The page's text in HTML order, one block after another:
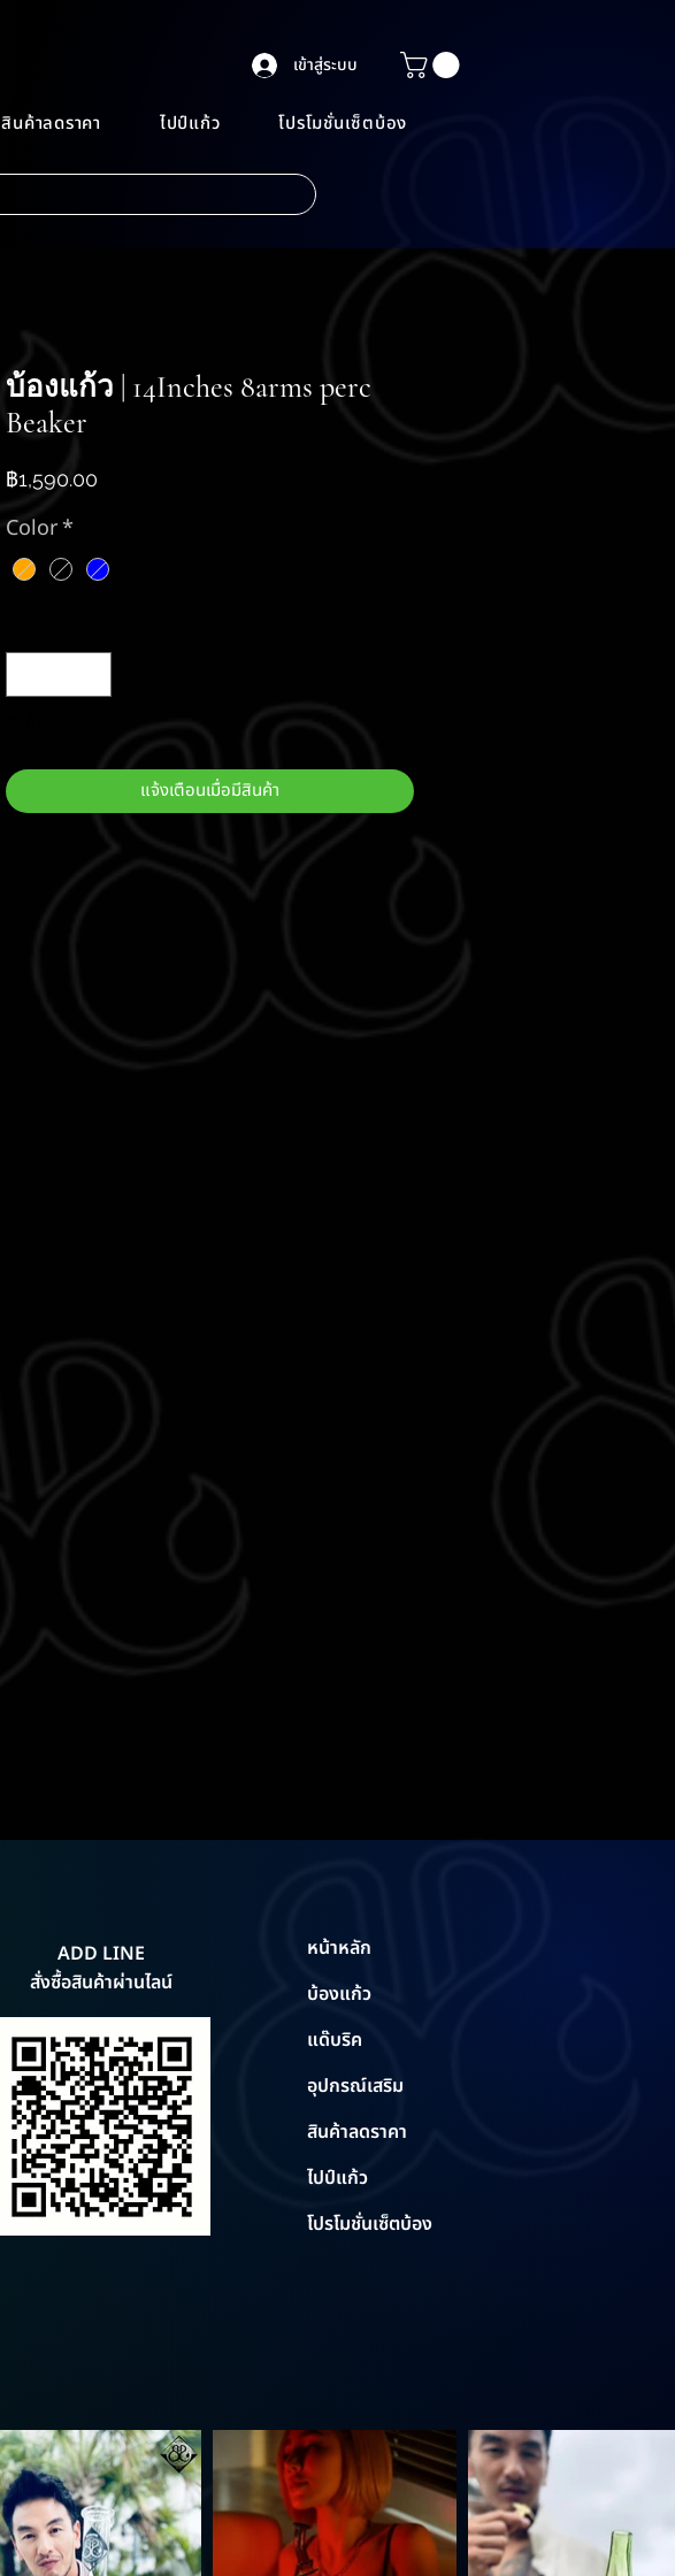
เข้าสู่ระบบ
สินค้าลดราคา ไปป์แก้ว โปรโมชั่นเซ็ตบ้อง
บ้องแก้ว | 14Inches 8arms perc
Beaker
฿1,590.00
Color*
แจ้งเตือนเมื่อมีสินค้า
ADD LINE
สั่งซื้อสินค้าผ่านไลน์
หน้าหลัก
บ้องแก้ว
แด๊บริค
อุปกรณ์เสริม
สินค้าลดราคา
ไปป์แก้ว
โปรโมชั่นเซ็ตบ้อง